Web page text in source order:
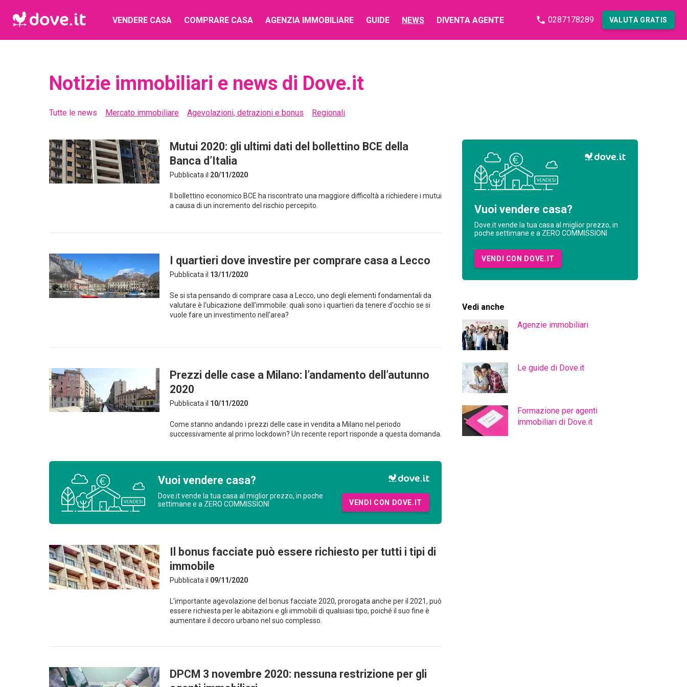
VENDERE CASA COMPRARE CASA AGENZIA IMMOBILIARE GUIDE NEWS DIVENTA AGENTE 0287178289 VALUTA GRATIS
Notizie immobiliari e news di Dove.it
Tutte le news Mercato immobiliare Agevolazioni, detrazioni e bonus Regionali
Mutui 2020: gli ultimi dati del bollettino BCE della
Banca d’Italia
Pubblicata il 20/11/2020
Il bollettino economico BCE ha riscontrato una maggiore difficoltà a richiedere i mutui
a causa di un incremento del rischio percepito.
I quartieri dove investire per comprare casa a Lecco
Pubblicata il 13/11/2020
Se si sta pensando di comprare casa a Lecco, uno degli elementi fondamentali da
valutare è l'ubicazione dell'immobile: quali sono i quartieri da tenere d'occhio se si
vuole fare un investimento nell'area?
Prezzi delle case a Milano: l’andamento dell’autunno
2020
Pubblicata il 10/11/2020
Come stanno andando i prezzi delle case in vendita a Milano nel periodo
successivamente al primo lockdown? Un recente report risponde a questa domanda.
Vuoi vendere casa?
Dove.it vende la tua casa al miglior prezzo, in poche
settimane e a ZERO COMMISSIONI
VENDI CON DOVE.IT
Il bonus facciate può essere richiesto per tutti i tipi di
immobile
Pubblicata il 09/11/2020
L'importante agevolazione del bonus facciate 2020, prorogata anche per il 2021, può
essere richiesta per le abitazioni e gli immobili di qualsiasi tipo, poiché il suo fine è
aumentare il decoro urbano nel suo complesso.
DPCM 3 novembre 2020: nessuna restrizione per gli
Vuoi vendere casa?
Dove.it vende la tua casa al miglior prezzo, in
poche settimane e a ZERO COMMISSIONI
VENDI CON DOVE.IT
Vedi anche
Agenzie immobiliari
Le guide di Dove.it
Formazione per agenti
immobiliari di Dove.it